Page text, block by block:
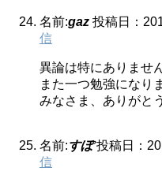
名前:gaz 投稿日：
信
異論は特にありませ
また一つ勉強になり
みなさま、ありがと
名前:すぽ 投稿日：
信